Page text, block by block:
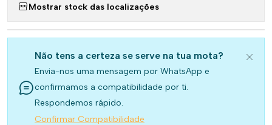
Mostrar stock das localizações
Não tens a certeza se serve na tua mota?
Envia-nos uma mensagem por WhatsApp e
confirmamos a compatibilidade por ti.
Respondemos rápido.
Confirmar Compatibilidade